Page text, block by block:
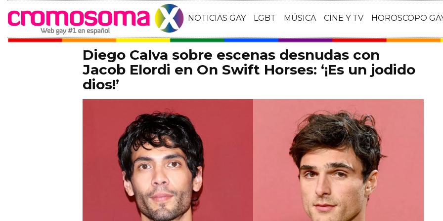
NOTICIAS GAY LGBT MÚSICA CINE Y TV HOROSCOPO
Diego Calva sobre escenas desnudas con
Jacob Elordi en On Swift Horses: ‘¡Es un jodido
dios!’